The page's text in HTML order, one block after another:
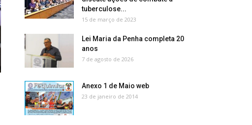
tuberculose...
15 de março de 2023
Lei Maria da Penha completa 20
anos
7 de agosto de 2026
Anexo 1 de Maio web
23 de janeiro de 2014